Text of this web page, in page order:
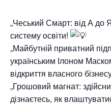
„Чеський Смарт: від А до
систему освіти!
„Майбутній приватний
українським Ілоном
відкриття власного
„Грошовий магнат: здійсни
дізнаєтесь, як